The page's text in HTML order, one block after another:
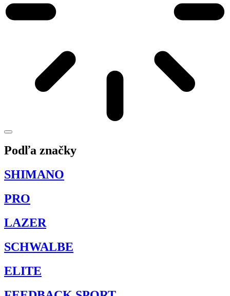
Podľa značky
SHIMANO
PRO
LAZER
SCHWALBE
ELITE